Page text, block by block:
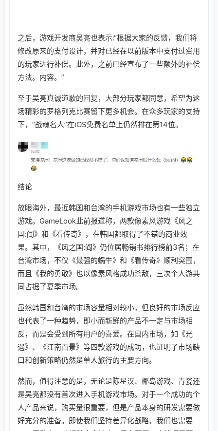
之后，游戏开发商吴亮也表示:“根据大家的反馈，我们将
修改原来的支付设计，并对已经在以前版本中支付过费用
的玩家进行补偿。此外，之前已经宣布了一些额外的补偿
方法。内容。”
至于吴亮真诚道歉的回复，大部分玩家都同意，希望为这
场精彩的罗格列克比赛留下更多机会。在众多玩家的支持
下，“战魂名人”在iOS免费名单上仍然排在第14位。
结论
放眼海外，最近韩国和台湾的手机游戏市场也有一些独立
游戏。GameLook此前报道称，两款像素风游戏《风之
国:阎》和《看传奇》，在韩国都取得了不错的商业效
果。其中，《风之国:阎》仍位居畅销书排行榜前3名；在
台湾市场，不仅《最强的蜗牛》和《看传奇》顺利突围，
而且《我的勇敢》也以像素风格成功杀敌，三次个人游共
同占据了夏季市场。
虽然韩国和台湾的市场容量相对较小，但良好的市场反应
也代表了一种趋势，即小而新鲜的产品不一定与市场相
反，而是会受到所有用户的喜爱。在国内市场，如《光
遇》、《江南百景》等四款游戏的成功，也证明了市场缺
口和创新策略仍然是单人旅行的主要方向。
然而，值得注意的是，无论是陈星汉、椰岛游戏、青瓷还
是吴亮都没有首次进入手机游戏市场。对于一个成功的个
人产品来说，购买量很重要，但是产品本身的研发需要做
好充分的准备。即使我们坚持差异化战略，我们也需要